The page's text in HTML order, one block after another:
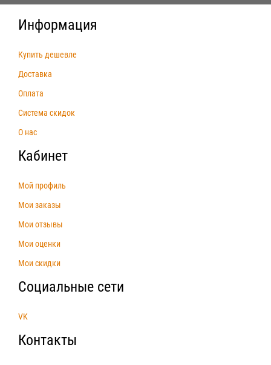
Информация
Купить дешевле
Доставка
Оплата
Система скидок
О нас
Кабинет
Мой профиль
Мои заказы
Мои отзывы
Мои оценки
Мои скидки
Социальные сети
VK
Контакты